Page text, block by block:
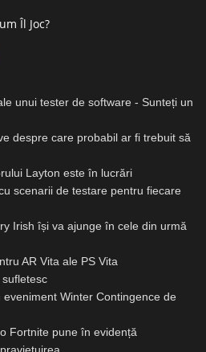
Îl Joc?
unui tester de software - Sunteți un
despre care probabil ar fi trebuit să
Layton este în lucrări
scenarii de testare pentru fiecare
Irish își va ajunge în cele din urmă
AR Vita ale PS Vita
sufletesc
Winter Contingence de
Fortnite pune în evidență